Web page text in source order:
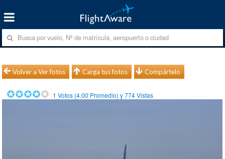
Volver a Ver fotos Carga tus fotos Compártelo
1 Votos (4.00 Promedio) y774Vistas